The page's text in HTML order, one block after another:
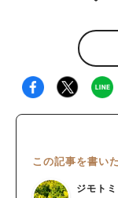
この記事を書い
ジモト